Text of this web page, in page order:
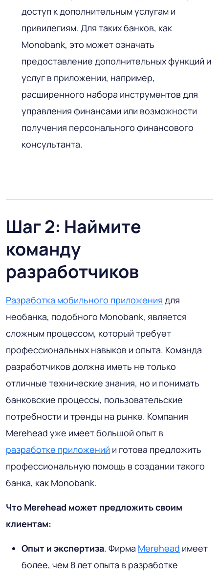
доступ к дополнительным услугам и
привилегиям. Для таких банков, как
Monobank, это может означать
предоставление дополнительных функций и
услуг в приложении, например,
расширенного набора инструментов для
управления финансами или возможности
получения персонального финансового
консультанта.
Шаг 2: Наймите
команду
разработчиков
Разработка мобильного приложения для
необанка, подобного Monobank, является
сложным процессом, который требует
профессиональных навыков и опыта. Команда
разработчиков должна иметь не только
отличные технические знания, но и понимать
банковские процессы, пользовательские
потребности и тренды на рынке. Компания
Merehead уже имеет большой опыт в
разработке приложений и готова предложить
профессиональную помощь в создании такого
банка, как Monobank.
Что Merehead может предложить своим
клиентам:
Опыт и экспертиза. Фирма Merehead имеет
более, чем 8 лет опыта в разработке